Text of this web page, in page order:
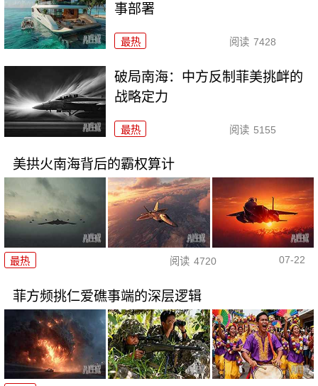
事部署
最热 阅读 7428
破局南海：中方反制菲美挑衅的
战略定力
最热 阅读 5155
美拱火南海背后的霸权算计
最热 阅读 4720 07-22
菲方频挑仁爱礁事端的深层逻辑